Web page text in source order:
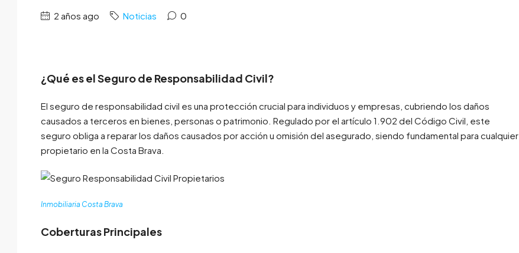
2 años ago Noticias 0
¿Qué es el Seguro de Responsabilidad Civil?
El seguro de responsabilidad civil es una protección crucial para individuos y empresas, cubriendo los daños
causados a terceros en bienes, personas o patrimonio. Regulado por el artículo 1.902 del Código Civil, este
seguro obliga a reparar los daños causados por acción u omisión del asegurado, siendo fundamental para cualquier
propietario en la Costa Brava.
Inmobiliaria Costa Brava
Coberturas Principales